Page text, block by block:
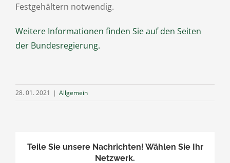
Festgehältern notwendig.
Weitere Informationen finden Sie auf den Seiten
der Bundesregierung.
28. 01. 2021 | Allgemein
Teile Sie unsere Nachrichten! Wählen Sie Ihr
Netzwerk.